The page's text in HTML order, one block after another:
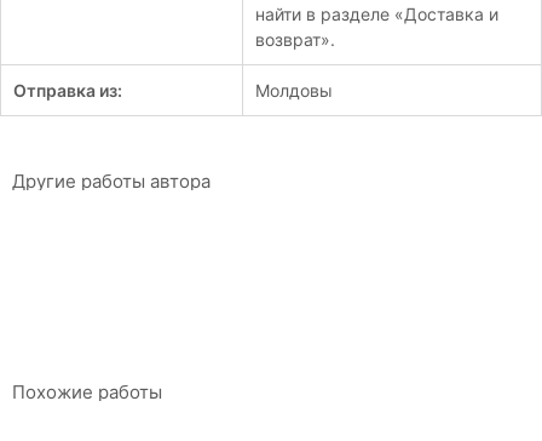
найти в разделе «Доставка и
возврат».
Отправка из: Молдовы
Другие работы автора
Похожие работы